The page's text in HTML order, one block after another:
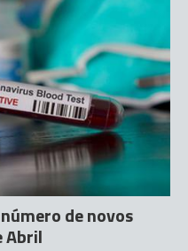
de novos
Abril